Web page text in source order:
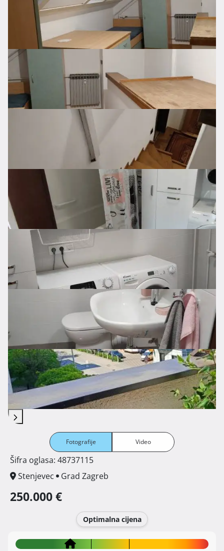
Fotografije Video
Šifra oglasa: 48737115
Stenjevec
Grad Zagreb
250.000 €
Optimalna cijena